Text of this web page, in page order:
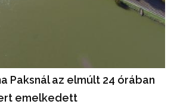
Paksnál az elmúlt 24 órában
emelkedett